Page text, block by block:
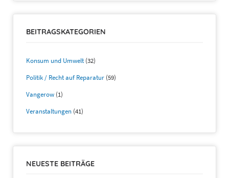
BEITRAGSKATEGORIEN
Konsum und Umwelt(32)
Politik / Recht auf Reparatur (59)
Vangerow (1)
Veranstaltungen (41)
NEUESTE BEITRÄGE